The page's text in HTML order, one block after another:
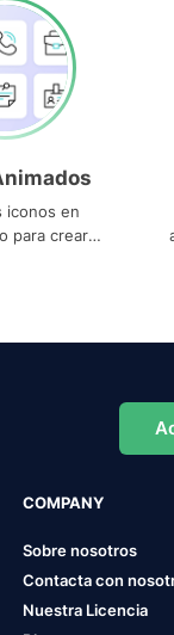
iconos en
para crear
COMPANY
Sobre nosotros
Contacta con
Nuestra Licencia